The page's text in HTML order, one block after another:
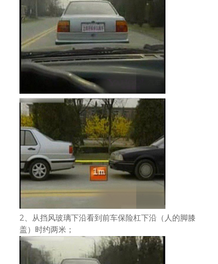
2、从挡风玻璃下沿看到前车保险杠下沿（人的脚膝
盖）时约两米；